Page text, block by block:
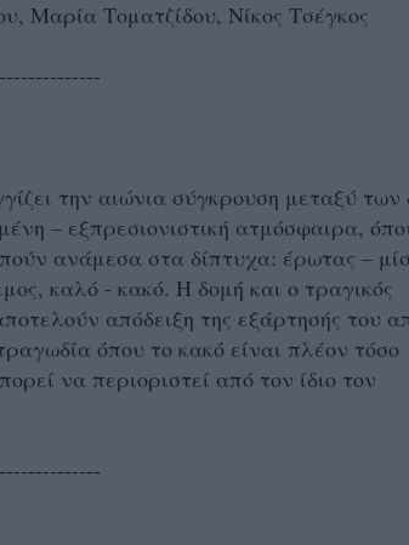
Μαρία Τοματζίδου, Νίκος Τσέγκος
την αιώνια σύγκρουση μεταξύ των
– εξπρεσιονιστική ατμόσφαιρα,
ανάμεσα στα δίπτυχα: έρωτας –
καλό - κακό. Η δομή και ο τραγικός
απόδειξη της εξάρτησής του
όπου το κακό είναι πλέον τόσο
να περιοριστεί από τον ίδιο τον